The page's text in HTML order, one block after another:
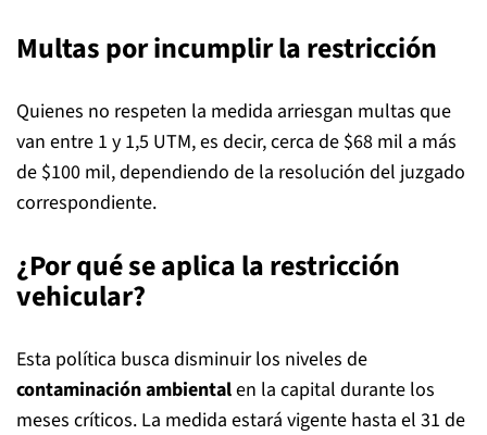
Multas por incumplir la restricción
Quienes no respeten la medida arriesgan multas que
van entre 1 y 1,5 UTM, es decir, cerca de $68 mil a más
de $100 mil, dependiendo de la resolución del juzgado
correspondiente.
¿Por qué se aplica la restricción
vehicular?
Esta política busca disminuir los niveles de
contaminación ambientalen la capital durante los
meses críticos. La medida estará vigente hasta el 31 de